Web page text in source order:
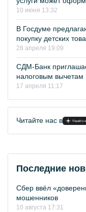
10 июня 13:32
В Госдуме
покупку детских
28 апреля 19:09
СДМ-Банк
налоговым вычетам
17 апреля 11:17
Читайте нас в
Последние
Сбер ввёл
мошенников
10 августа 17:31